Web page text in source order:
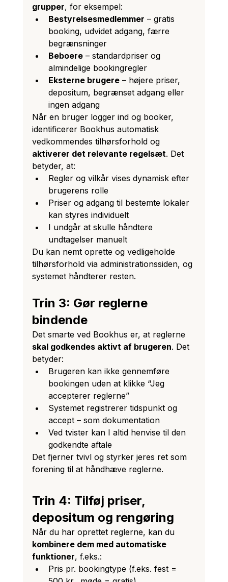
grupper, for eksempel:
Bestyrelsesmedlemmer – gratis
booking, udvidet adgang, færre
begrænsninger
Beboere – standardpriser og
almindelige bookingregler
Eksterne brugere – højere priser,
depositum, begrænset adgang eller
ingen adgang
Når en bruger logger ind og booker,
identificerer Bookhus automatisk
vedkommendes tilhørsforhold og
aktiverer det relevante regelsæt. Det
betyder, at:
Regler og vilkår vises dynamisk efter
brugerens rolle
Priser og adgang til bestemte lokaler
kan styres individuelt
I undgår at skulle håndtere
undtagelser manuelt
Du kan nemt oprette og vedligeholde
tilhørsforhold via administrationssiden, og
systemet håndterer resten.
Trin 3: Gør reglerne
bindende
Det smarte ved Bookhus er, at reglerne
skal godkendes aktivt af brugeren. Det
betyder:
Brugeren kan ikke gennemføre
bookingen uden at klikke “Jeg
accepterer reglerne”
Systemet registrerer tidspunkt og
accept – som dokumentation
Ved tvister kan I altid henvise til den
godkendte aftale
Det fjerner tvivl og styrker jeres ret som
forening til at håndhæve reglerne.
Trin 4: Tilføj priser,
depositum og rengøring
Når du har oprettet reglerne, kan du
kombinere dem med automatiske
funktioner, f.eks.:
Pris pr. bookingtype (f.eks. fest =